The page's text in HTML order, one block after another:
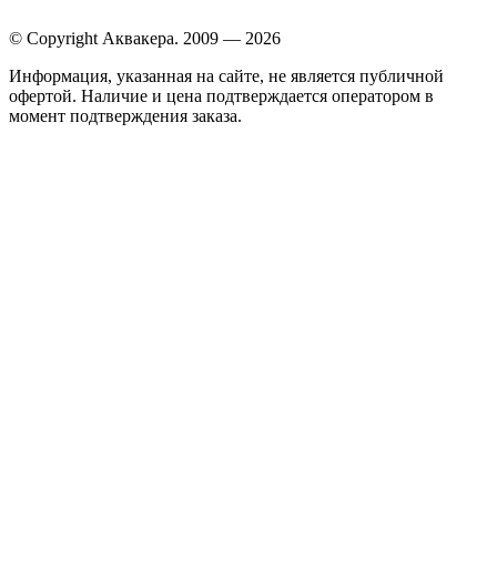
© Copyright Аквакера. 2009 — 2026
Информация, указанная на сайте, не является публичной
офертой. Наличие и цена подтверждается оператором в
момент подтверждения заказа.